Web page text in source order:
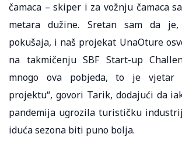
čamaca – skiper i za vožnju čamaca
metara dužine. Sretan sam da
pokušaja, i naš projekat UnaOture
na takmičenju SBF Start-up
mnogo ova pobjeda, to je vjetar
projektu“, govori Tarik, dodajući da
pandemija ugrozila turističku
iduća sezona biti puno bolja.